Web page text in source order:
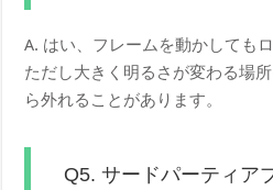
A. はい、フレームを動かしても
ただし大きく明るさが変わる場
ら外れることがあります。
Q5. サードパーティア